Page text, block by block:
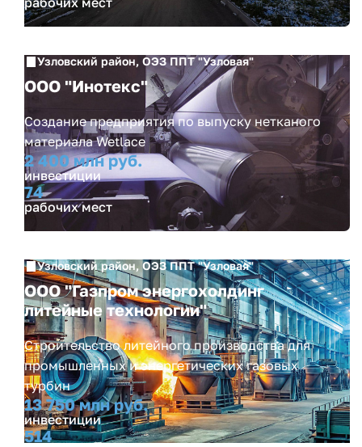
Узловский район, ОЭЗ ППТ "Узловая"
ООО "Инотекс"
Создание предприятия по выпуску нетканого
материала Wetlace
2 400 млн руб.
инвестиции
74
рабочих мест
Узловский район, ОЭЗ ППТ "Узловая"
ООО "Газпром энергохолдинг
литейные технологии"
Строительство литейного производства для
промышленных и энергетических газовых
турбин
13 750 млн руб.
инвестиции
514